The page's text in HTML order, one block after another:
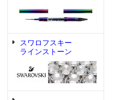
スワロフスキー
ラインストーン